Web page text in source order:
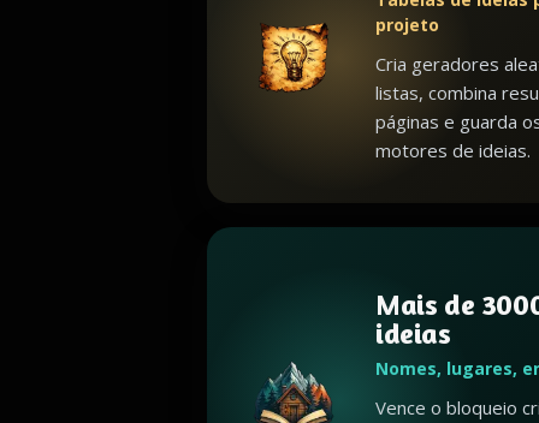
projeto
Cria geradores
listas, combina
páginas e guarda
motores de ideias.
Mais de
ideias
Nomes, lugares,
Vence o bloqueio